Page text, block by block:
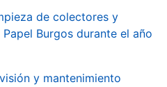
de colectores y
Burgos durante el año
y mantenimiento